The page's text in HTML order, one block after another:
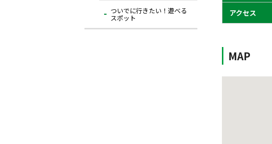
アクセス
MAP
ついでに⾏きたい！遊べる
スポット